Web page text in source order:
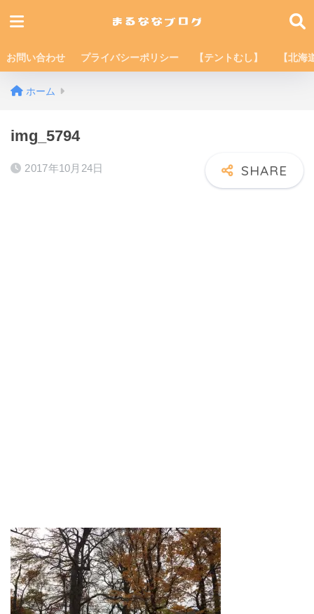
お問い合わせ プライバシーポリシー 【テントむし】 【北海
ホーム
img_5794
2017年10月24日